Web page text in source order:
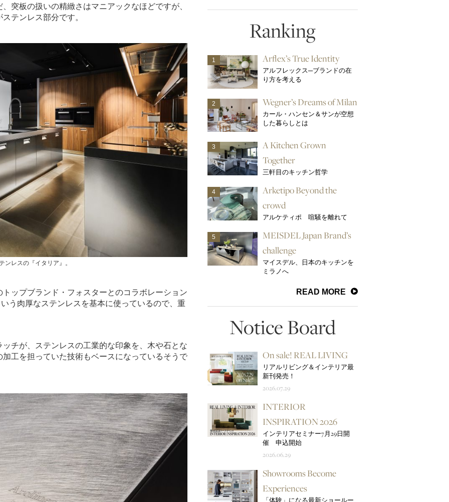
突板の扱いの精緻さはマニアックなほどですが、
テンレス部分です。
ンレスの『イタリア』。
ップブランド・フォスターとのコラボレーション
う肉厚なステンレスを基本に使っているので、重
チが、ステンレスの工業的な印象を、木や石とな
工を担っていた技術もベースになっているそうで
Ranking
1 Arflex’s True Identity
アルフレックス─ブランドの在
り方を考える
2 Wegner’s Dreams of Milan
カール・ハンセン＆サンが空想
した暮らしとは
3
A Kitchen Grown
Together
三軒目のキッチン哲学
4
Arketipo Beyond the
crowd
アルケティポ 喧騒を離れて
5
MEISDEL Japan Brand’s
challenge
マイスデル、日本のキッチンを
ミラノへ
READ MORE
Notice Board
On sale! REAL LIVING
リアルリビング＆インテリア最
新刊発売！
2026.07.29
INTERIOR
INSPIRATION 2026
インテリアセミナー7月29日開
催 申込開始
2026.06.29
Showrooms Become
Experiences